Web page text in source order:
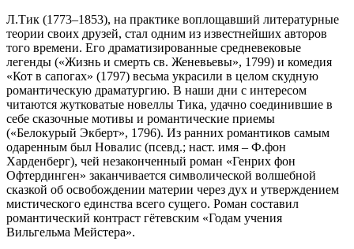
Л.Тик (1773–1853), на практике воплощавший литературные
теории своих друзей, стал одним из известнейших авторов
того времени. Его драматизированные средневековые
легенды («Жизнь и смерть св. Женевьевы», 1799) и комедия
«Кот в сапогах» (1797) весьма украсили в целом скудную
романтическую драматургию. В наши дни с интересом
читаются жутковатые новеллы Тика, удачно соединившие в
себе сказочные мотивы и романтические приемы
(«Белокурый Экберт», 1796). Из ранних романтиков самым
одаренным был Новалис (псевд.; наст. имя – Ф.фон
Харденберг), чей незаконченный роман «Генрих фон
Офтердинген» заканчивается символической волшебной
сказкой об освобождении материи через дух и утверждением
мистического единства всего сущего. Роман составил
романтический контраст гётевским «Годам учения
Вильгельма Мейстера».